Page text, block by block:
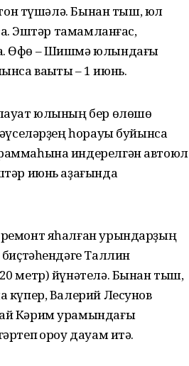
түшәлә. Бынан тыш, юл
Эштәр тамамланғас,
Өфө – Шишмә юлындағы
ваҡыты – 1 июнь.
юлының бер өлөшө
һорауы буйынса
индерелгән автоюл
июнь аҙағында
яһалған урындарҙың
Таллин
метр) йүнәтелә. Бынан тыш,
күпер, Валерий Лесунов
Кәрим урамындағы
ҡороу дауам итә.